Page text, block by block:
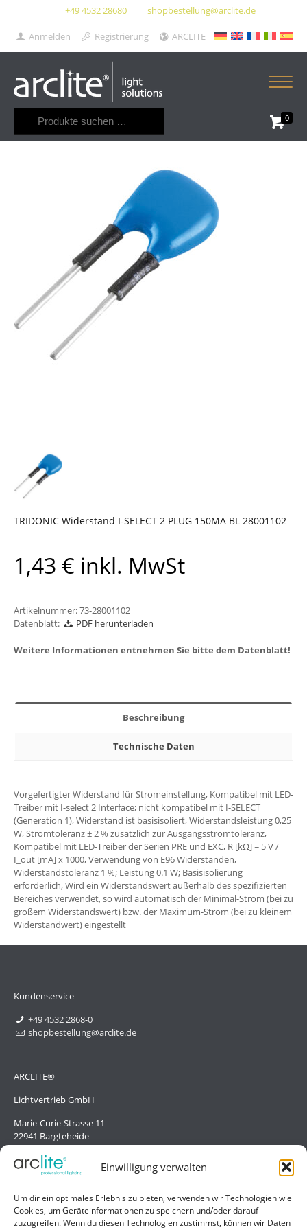
Einwilligung verwalten
Um dir ein optimales Erlebnis zu bieten, verwenden wir Technologien wie
Cookies, um Geräteinformationen zu speichern und/oder darauf
zuzugreifen. Wenn du diesen Technologien zustimmst, können wir Daten
+49 4532 28680 shopbestellung@arclite.de
Anmelden Registrierung ARCLITE
0
TRIDONIC Widerstand I-SELECT 2 PLUG 150MA BL 28001102
1,43 € inkl. MwSt
Artikelnummer:73-28001102
Datenblatt:
PDF herunterladen
Weitere Informationen entnehmen Sie bitte dem Datenblatt!
Beschreibung
Technische Daten
Vorgefertigter Widerstand für Stromeinstellung, Kompatibel mit LED-
Treiber mit I-select 2 Interface; nicht kompatibel mit I-SELECT
(Generation 1), Widerstand ist basisisoliert, Widerstandsleistung 0,25
W, Stromtoleranz ± 2 % zusätzlich zur Ausgangsstromtoleranz,
Kompatibel mit LED-Treiber der Serien PRE und EXC, R [kΩ] = 5 V /
I_out [mA] x 1000, Verwendung von E96 Widerständen,
Widerstandstoleranz 1 %; Leistung 0.1 W; Basisisolierung
erforderlich, Wird ein Widerstandswert außerhalb des spezifizierten
Bereiches verwendet, so wird automatisch der Minimal-Strom (bei zu
großem Widerstandswert) bzw. der Maximum-Strom (bei zu kleinem
Widerstandwert) eingestellt
Kundenservice
+49 4532 2868-0
shopbestellung@arclite.de
ARCLITE®
Lichtvertrieb GmbH
Marie-Curie-Strasse 11
22941 Bargteheide
Deutschland/Germany
Hilfe
Liefer- und Zahlungsbedingungen